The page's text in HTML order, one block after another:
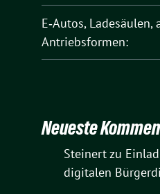
E‑Autos,
Antriebsformen:
Neueste
Steinertzu
digitalen